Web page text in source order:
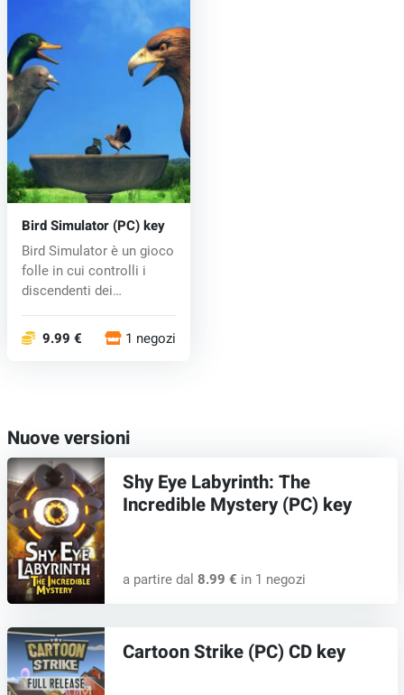
Bird Simulator (PC) key
Bird Simulator è un gioco
folle in cui controlli i
discendenti dei
9.99 € 1 negozi
Nuove versioni
Shy Eye Labyrinth: The
Incredible Mystery (PC) key
a partire dal 8.99 € in 1 negozi
Cartoon Strike (PC) CD key